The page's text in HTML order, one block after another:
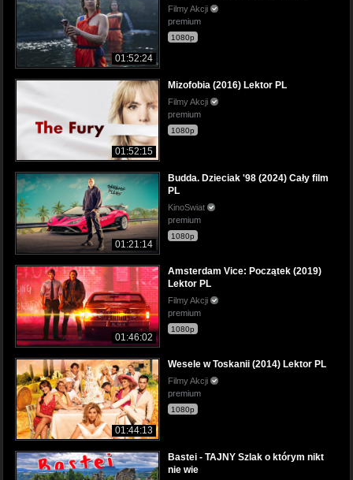
01:52:24
Filmy Akcji
premium
1080p
01:52:15
Mizofobia (2016) Lektor PL
Filmy Akcji
premium
1080p
01:21:14
Budda. Dzieciak '98 (2024) Cały film
PL
KinoSwiat
premium
1080p
01:46:02
Amsterdam Vice: Początek (2019)
Lektor PL
Filmy Akcji
premium
1080p
01:44:13
Wesele w Toskanii (2014) Lektor PL
Filmy Akcji
premium
1080p
Bastei - TAJNY Szlak o którym nikt
nie wie